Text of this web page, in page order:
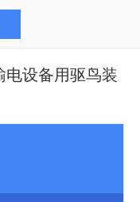
电设备用驱鸟装